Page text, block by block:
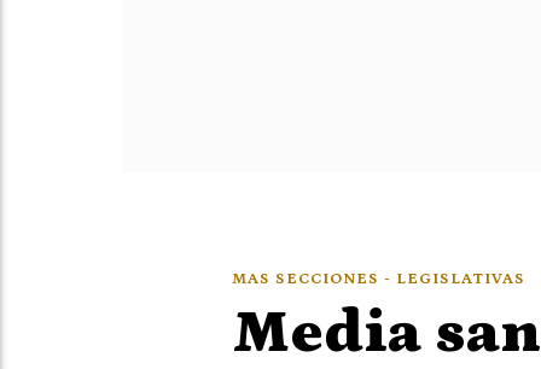
Media
MAS SECCIONES - LEGISLATIVAS